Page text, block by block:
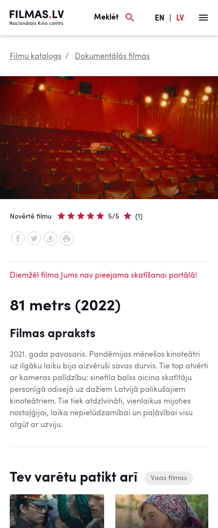
Meklēt EN LV
Filmu katalogs Dokumentālās filmas
Novērtē filmu 5/5 (1)
Diemžēl filma Jums nav pieejama skatīšanai portālā!
81 metrs (2022)
Filmas apraksts
2021. gada pavasaris. Pandēmijas mēnešos kinoteātri
uz ilgāku laiku bija aizvēruši savas durvis. Tie top atvērti
ar kameras palīdzību: sinefila balss aicina skatītāju
personīgā odisejā uz dažiem Latvijā palikušajiem
kinoteātriem. Tie tiek atdzīvināti, vienlaikus mijoties
nostaļģijai, laika nepielūdzamībai un paļāvībai visu
atgūt ar uzviju.
Tev varētu patikt arī Visas filmas